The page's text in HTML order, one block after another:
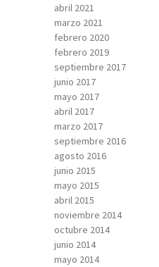
abril 2021
marzo 2021
febrero 2020
febrero 2019
septiembre 2017
junio 2017
mayo 2017
abril 2017
marzo 2017
septiembre 2016
agosto 2016
junio 2015
mayo 2015
abril 2015
noviembre 2014
octubre 2014
junio 2014
mayo 2014